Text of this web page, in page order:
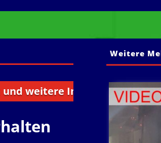
Institutionen aus dem
Weitere